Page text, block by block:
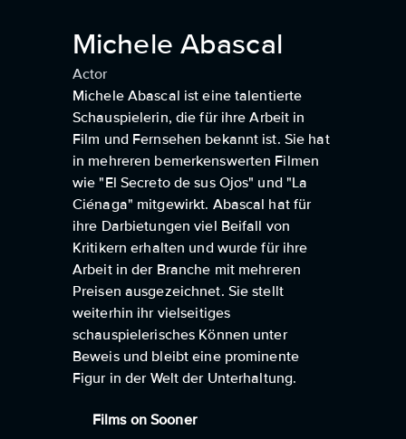
Michele Abascal
Actor
Michele Abascal ist eine talentierte
Schauspielerin, die für ihre Arbeit in
Film und Fernsehen bekannt ist. Sie hat
in mehreren bemerkenswerten Filmen
wie "El Secreto de sus Ojos" und "La
Ciénaga" mitgewirkt. Abascal hat für
ihre Darbietungen viel Beifall von
Kritikern erhalten und wurde für ihre
Arbeit in der Branche mit mehreren
Preisen ausgezeichnet. Sie stellt
weiterhin ihr vielseitiges
schauspielerisches Können unter
Beweis und bleibt eine prominente
Figur in der Welt der Unterhaltung.
Films on Sooner